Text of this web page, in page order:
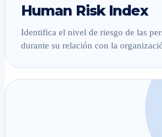
Human Risk Index
Identifica el nivel de riesgo de las
durante su relación con la